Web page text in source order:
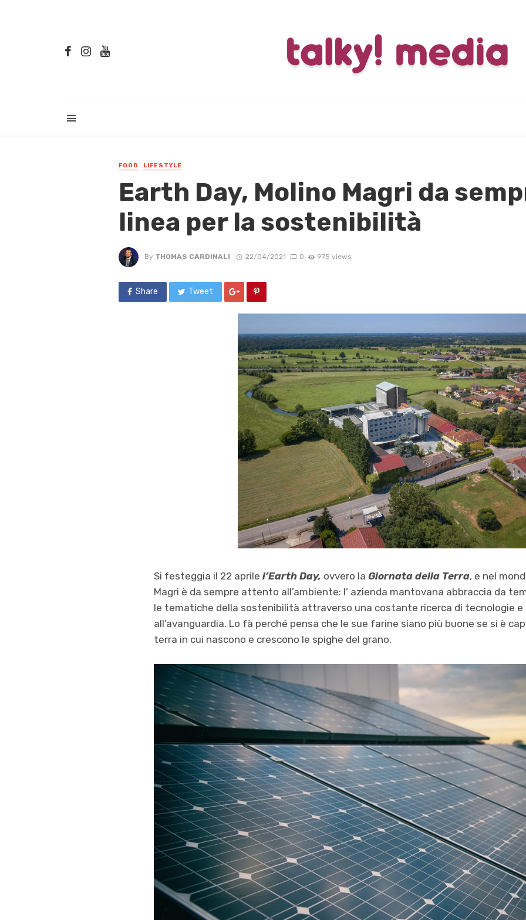
FOOD LIFESTYLE
Earth Day, Molino Magri da
linea per la sostenibilità
By THOMAS CARDINALI 22/04/2021 0 975 views
Share Tweet
Si festeggia il 22 aprile l’Earth Day, ovvero la Giornata della Terra, e nel
Magri è da sempre attento all’ambiente: l’ azienda mantovana abbraccia da
le tematiche della sostenibilità attraverso una costante ricerca di tecnologie
all’avanguardia. Lo fà perché pensa che le sue farine siano più buone se si è
terra in cui nascono e crescono le spighe del grano.